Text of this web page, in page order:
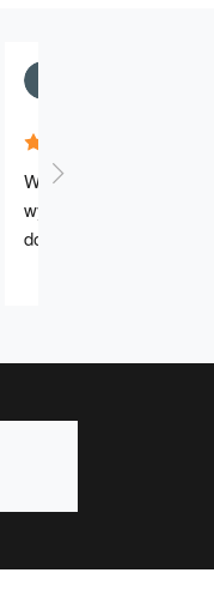
Wygodne, stabilne i
wykonane krzesła.
dobry wybór – polecam!